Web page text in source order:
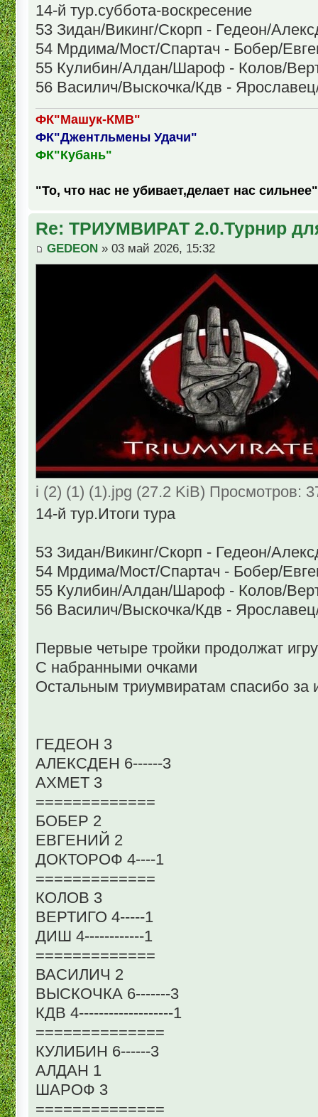
14-й тур.суббота-воскресение
53 Зидан/Викинг/Скорп - Гедеон/
54 Мрдима/Мост/Спартач - Бобер/
55 Кулибин/Алдан/Шароф - Колов/
56 Василич/Выскочка/Кдв -
ФК"Машук-КМВ"
ФК"Джентльмены Удачи"
ФК"Кубань"
"То, что нас не убивает,делает нас сильнее"
Re: ТРИУМВИРАТ 2.0.Турнир
GEDEON » 03 май 2026, 15:32
i (2) (1) (1).jpg (27.2 KiB) Просмотров:
14-й тур.Итоги тура
53 Зидан/Викинг/Скорп - Гедеон/
54 Мрдима/Мост/Спартач - Бобер/
55 Кулибин/Алдан/Шароф - Колов/
56 Василич/Выскочка/Кдв -
Первые четыре тройки продолжат
С набранными очками
Остальным триумвиратам спасибо за
ГЕДЕОН 3
АЛЕКСДЕН 6------3
АХМЕТ 3
=============
БОБЕР 2
ЕВГЕНИЙ 2
ДОКТОРОФ 4----1
=============
КОЛОВ 3
ВЕРТИГО 4-----1
ДИШ 4------------1
=============
ВАСИЛИЧ 2
ВЫСКОЧКА 6-------3
КДВ 4-------------------1
==============
КУЛИБИН 6------3
АЛДАН 1
ШАРОФ 3
==============